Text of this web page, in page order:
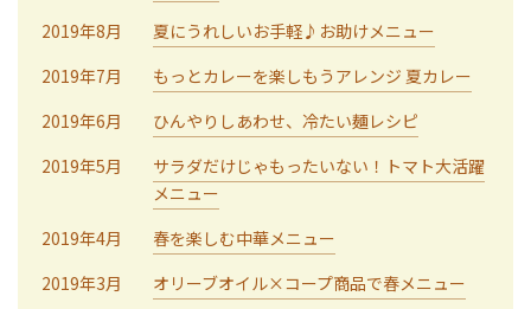
2019年8月
夏にうれしいお手軽♪お助けメニュー
2019年7月
もっとカレーを楽しもうアレンジ 夏カレー
2019年6月
ひんやりしあわせ、冷たい麺レシピ
2019年5月
サラダだけじゃもったいない！トマト大活躍
メニュー
2019年4月
春を楽しむ中華メニュー
2019年3月
オリーブオイル×コープ商品で春メニュー